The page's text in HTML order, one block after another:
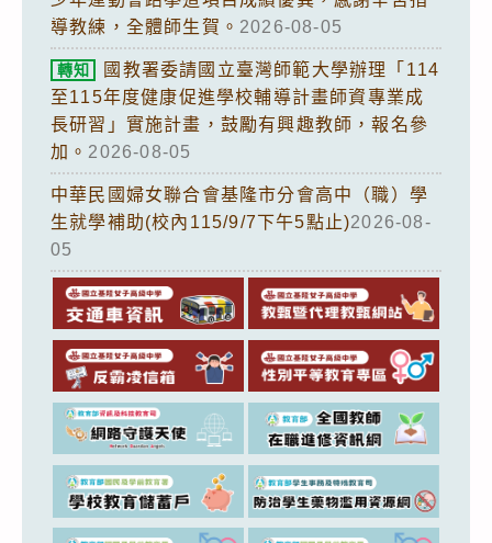
導教練，全體師生賀。 2026-08-05
轉知
國教署委請國立臺灣師範大學辦理「114
至115年度健康促進學校輔導計畫師資專業成
長研習」實施計畫，鼓勵有興趣教師，報名參
加。 2026-08-05
中華民國婦女聯合會基隆市分會高中（職）學
生就學補助(校內115/9/7下午5點止)2026-08-
05